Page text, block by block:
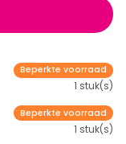
Beperkte voorraad
1 stuk(s)
Beperkte voorraad
1 stuk(s)